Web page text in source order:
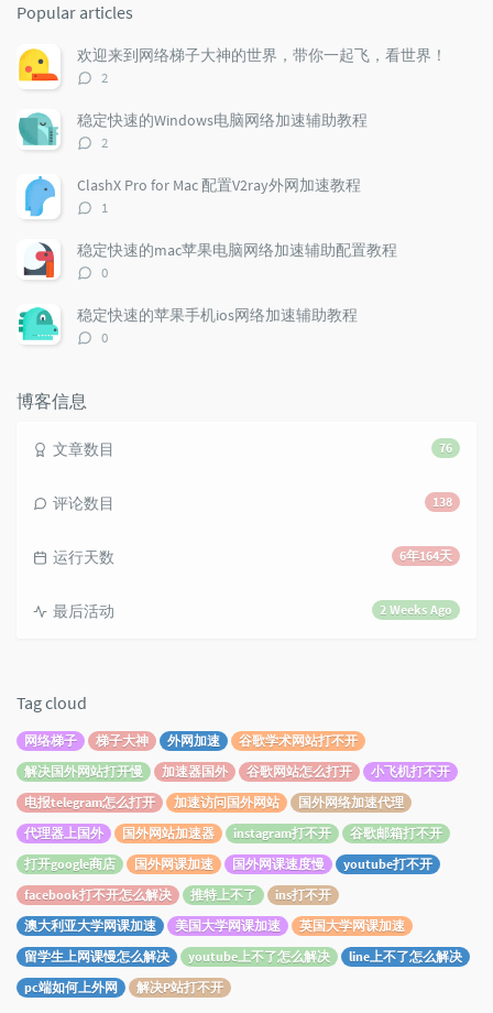
p
u
l
a
r
a
r
t
i
l
e
e
s
c
o
m
t
d
o
Popular articles
欢迎来到网络梯子大神的世界，带你一起飞，看世界！
评
数：
2
稳定快速的Windows电脑网络加速辅助教程
评
数：
2
ClashX Pro for Mac 配置V2ray外网加速教程
评
数：
1
稳定快速的mac苹果电脑网络加速辅助配置教程
评
数：
0
稳定快速的苹果手机ios网络加速辅助教程
评
0
博客信息
76
文章数目
138
评论数目
6年164天
运行天数
2 Weeks Ago
最后活动
Tag cloud
网络梯子 梯子大神 外网加速
谷歌学术网站打不开
解决国外网站打开慢
加速器国外 谷歌网站怎么打开
小飞机打不开
电报telegram怎么打开
加速访问国外网站
国外网络加速代理
代理器上国外
国外网站加速器 instagram打不开
谷歌邮箱打不开
打开google商店
国外网课加速 国外网课速度慢
youtube打不开
facebook打不开怎么解决
推特上不了
ins打不开
澳大利亚大学网课加速
美国大学网课加速
英国大学网课加速
留学生上网课慢怎么解决
youtube上不了怎么解决
line上不了怎么解决
pc端如何上外网
解决P站打不开